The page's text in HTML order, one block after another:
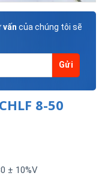
vấn của chúng tôi sẽ
8-50
± 10%V